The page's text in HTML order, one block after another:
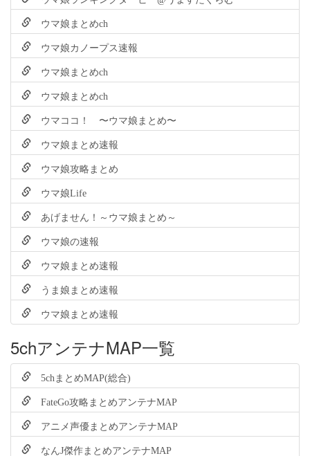
ウマ娘まとめch
ウマ娘カノープス速報
ウマ娘まとめch
ウマ娘まとめch
ウマココ！ 〜ウマ娘まとめ〜
ウマ娘まとめ速報
ウマ娘攻略まとめ
ウマ娘Life
あげません！～ウマ娘まとめ～
ウマ娘の速報
ウマ娘まとめ速報
うま娘まとめ速報
ウマ娘まとめ速報
5chアンテナMAP一覧
5chまとめMAP(総合)
FateGo攻略まとめアンテナMAP
アニメ声優まとめアンテナMAP
なんJ傑作まとめアンテナMAP